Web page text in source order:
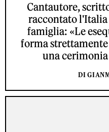
Cantautore,
raccontato
famiglia: «Le
forma
una
DI